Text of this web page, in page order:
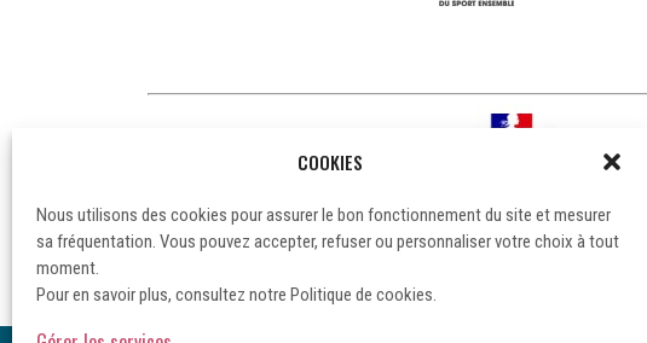
COOKIES
Nous utilisons des cookies pour assurer le bon fonctionnement du site et mesurer
sa fréquentation. Vous pouvez accepter, refuser ou personnaliser votre choix à tout
moment.
Pour en savoir plus, consultez notre Politique de cookies.